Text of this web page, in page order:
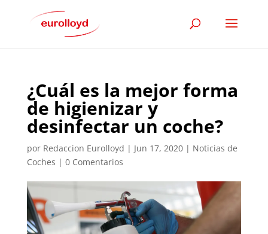
¿Cuál es la mejor forma
de higienizar y
desinfectar un coche?
por Redaccion Eurolloyd | Jun 17, 2020| Noticias de
Coches | 0 Comentarios